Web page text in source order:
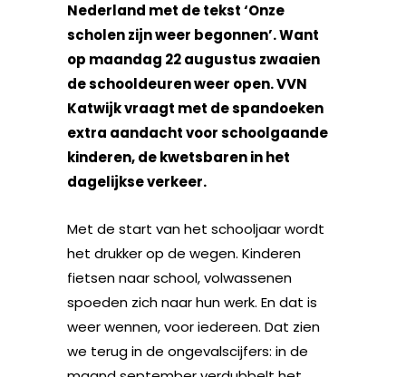
Nederland met de tekst ‘Onze
scholen zijn weer begonnen’. Want
op maandag 22 augustus zwaaien
de schooldeuren weer open. VVN
Katwijk vraagt met de spandoeken
extra aandacht voor schoolgaande
kinderen, de kwetsbaren in het
dagelijkse verkeer.
Met de start van het schooljaar wordt
het drukker op de wegen. Kinderen
fietsen naar school, volwassenen
spoeden zich naar hun werk. En dat is
weer wennen, voor iedereen. Dat zien
we terug in de ongevalscijfers: in de